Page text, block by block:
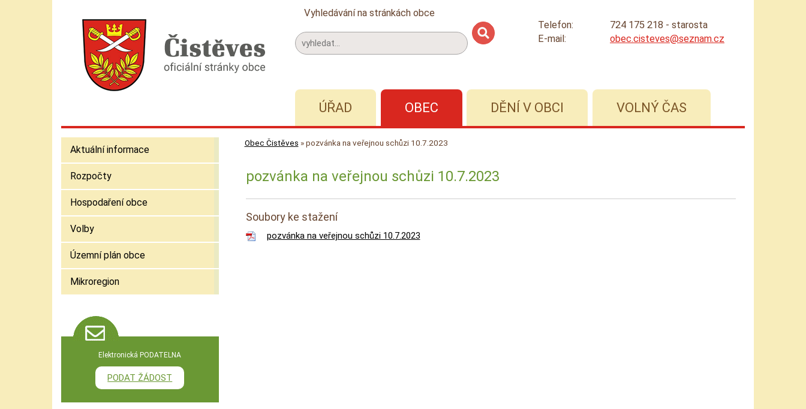
Vyhledávání na stránkách obce
Telefon:
724 175 218 - starosta
E-mail:
obec.cisteves@seznam.cz
ÚŘAD OBEC DĚNÍ V OBCI VOLNÝ ČAS
Aktuální informace
Rozpočty
Hospodaření obce
Volby
Územní plán obce
Mikroregion
Obec Čistěves »pozvánka na veřejnou schůzi 10.7.2023
pozvánka na veřejnou schůzi 10.7.2023
Soubory ke stažení
pozvánka na veřejnou schůzi 10.7.2023
Elektronická PODATELNA
PODAT ŽÁDOST